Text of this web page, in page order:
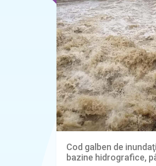
Cod galben de
bazine hidrografice,